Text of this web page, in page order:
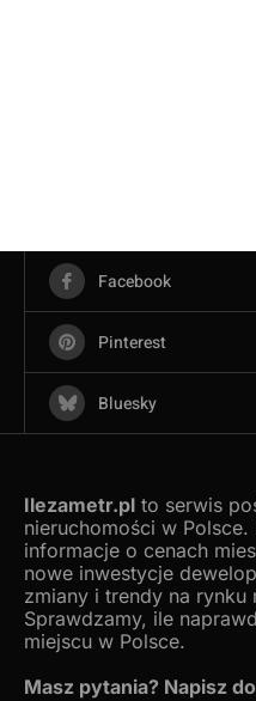
Facebook
Pinterest
Bluesky
Ilezametr.pl to serwis
nieruchomości w
informacje o cenach
nowe inwestycje
zmiany i trendy na rynku
Sprawdzamy, ile
miejscu w Polsce.
Masz pytania? Napisz